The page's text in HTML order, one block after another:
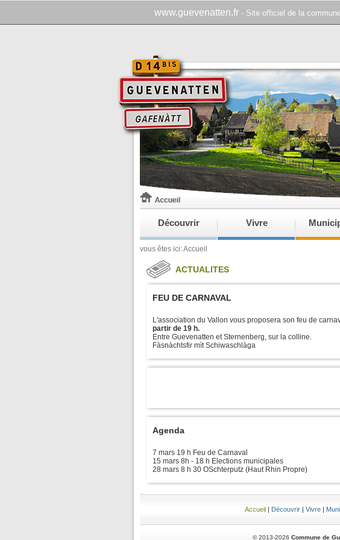
www.guevenatten.fr - Site officiel de la
Découvrir Vivre
vous êtes ici:Accueil
ACTUALITES
FEU DE CARNAVAL
L'association du Vallon vous proposera son feu de
partir de 19 h.
Entre Guevenatten et Sternenberg, sur la colline.
Fàsnàchtsfir mìt Schiwaschlàga
Agenda
7 mars 19 h Feu de Carnaval
15 mars 8h - 18 h Elections municipales
28 mars 8 h 30 OSchterputz (Haut Rhin Propre)
Accueil | Découvrir | Vivre |
© 2013-2026 Commune de